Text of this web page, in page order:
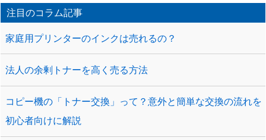
注目のコラム記事
家庭用プリンターのインクは売れるの？
法人の余剰トナーを高く売る方法
コピー機の「トナー交換」って？意外と簡単な交換の流れを
初心者向けに解説